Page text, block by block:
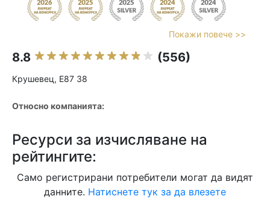
Покажи повече >>
8.8 (556)
Крушевец, E87 38
Относно компанията:
Ресурси за изчисляване на
рейтингите:
Само регистрирани потребители могат да видят
данните. Натиснете тук за да влезете